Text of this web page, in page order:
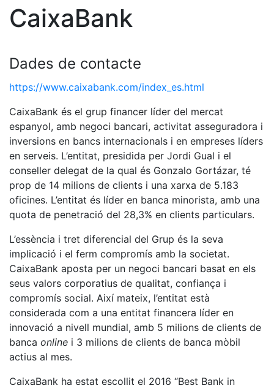
Història
Cronologia
Presidents
Organització
Junta
directiva
Comissions
i comités
Estructura
executiva
Fundació
Serveis
Instal·lacions
Preguntes
Freqüents
(FAQs)
Treballa amb
nosaltres
CaixaBank
Dades de contacte
https://www.caixabank.com/index_es.html
CaixaBank és el grup financer líder del mercat
espanyol, amb negoci bancari, activitat asseguradora i
inversions en bancs internacionals i en empreses líders
en serveis. L’entitat, presidida per Jordi Gual i el
conseller delegat de la qual és Gonzalo Gortázar, té
prop de 14 milions de clients i una xarxa de 5.183
oficines. L’entitat és líder en banca minorista, amb una
quota de penetració del 28,3% en clients particulars.
L’essència i tret diferencial del Grup és la seva
implicació i el ferm compromís amb la societat.
CaixaBank aposta per un negoci bancari basat en els
seus valors corporatius de qualitat, confiança i
compromís social. Així mateix, l’entitat està
considerada com a una entitat financera líder en
innovació a nivell mundial, amb 5 milions de clients de
banca online i 3 milions de clients de banca mòbil
actius al mes.
CaixaBank ha estat escollit el 2016 “Best Bank in